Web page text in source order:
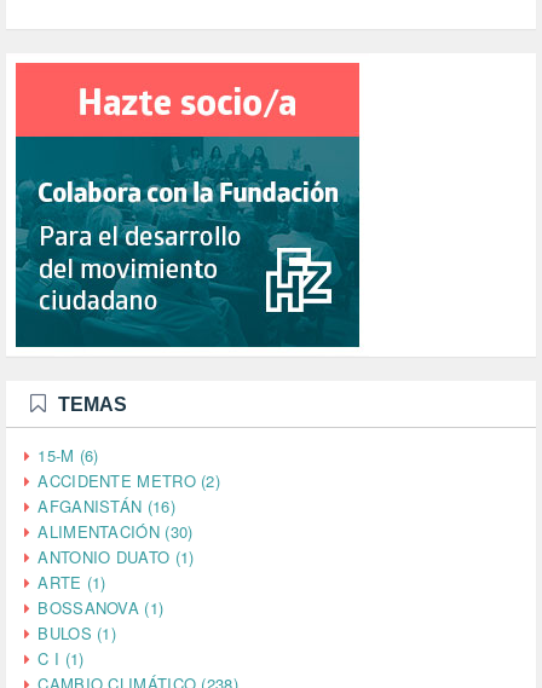
TEMAS
15-M (6)
ACCIDENTE METRO (2)
AFGANISTÁN (16)
ALIMENTACIÓN (30)
ANTONIO DUATO (1)
ARTE (1)
BOSSANOVA (1)
BULOS (1)
C I (1)